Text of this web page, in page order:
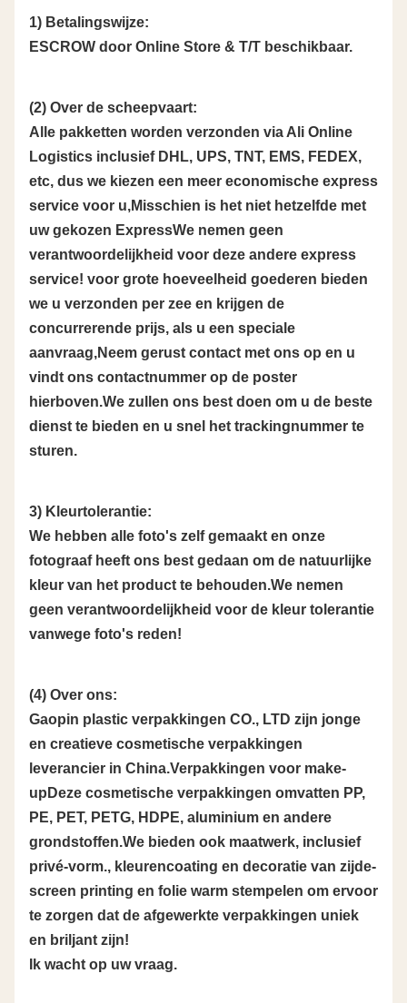
1) Betalingswijze:
ESCROW door Online Store & T/T beschikbaar.
(2) Over de scheepvaart:
Alle pakketten worden verzonden via Ali Online
Logistics inclusief DHL, UPS, TNT, EMS, FEDEX,
etc, dus we kiezen een meer economische express
service voor u,Misschien is het niet hetzelfde met
uw gekozen ExpressWe nemen geen
verantwoordelijkheid voor deze andere express
service! voor grote hoeveelheid goederen bieden
we u verzonden per zee en krijgen de
concurrerende prijs, als u een speciale
aanvraag,Neem gerust contact met ons op en u
vindt ons contactnummer op de poster
hierboven.We zullen ons best doen om u de beste
dienst te bieden en u snel het trackingnummer te
sturen.
3) Kleurtolerantie:
We hebben alle foto's zelf gemaakt en onze
fotograaf heeft ons best gedaan om de natuurlijke
kleur van het product te behouden.We nemen
geen verantwoordelijkheid voor de kleur tolerantie
vanwege foto's reden!
(4) Over ons:
Gaopin plastic verpakkingen CO., LTD zijn jonge
en creatieve cosmetische verpakkingen
leverancier in China.Verpakkingen voor make-
upDeze cosmetische verpakkingen omvatten PP,
PE, PET, PETG, HDPE, aluminium en andere
grondstoffen.We bieden ook maatwerk, inclusief
privé-vorm., kleurencoating en decoratie van zijde-
screen printing en folie warm stempelen om ervoor
te zorgen dat de afgewerkte verpakkingen uniek
en briljant zijn!
Ik wacht op uw vraag.